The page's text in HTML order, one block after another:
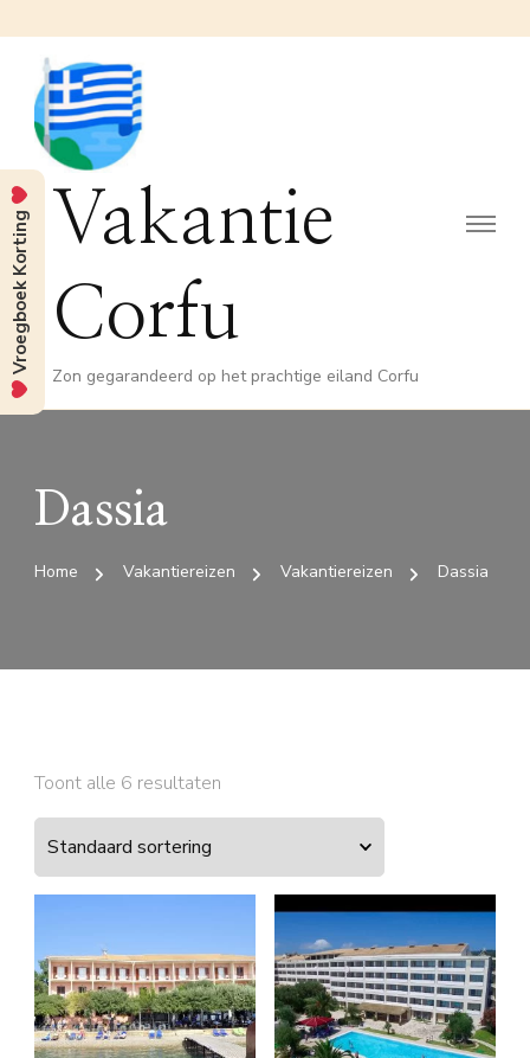
Vakantie
Corfu
Zon gegarandeerd op het prachtige eiland Corfu
Dassia
Home Vakantiereizen Vakantiereizen Dassia
Toont alle 6 resultaten
Vroegboek Korting